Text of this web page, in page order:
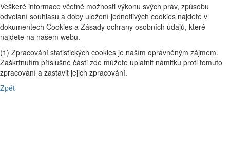
Veškeré informace včetně možnosti výkonu svých práv, způsobu
odvolání souhlasu a doby uložení jednotlivých cookies najdete v
dokumentech Cookies a Zásady ochrany osobních údajů, které
najdete na našem webu.
(1) Zpracování statistických cookies je naším oprávněným zájmem.
Zaškrtnutím příslušné části zde můžete uplatnit námitku proti tomuto
zpracování a zastavit jejich zpracování.
Zpět